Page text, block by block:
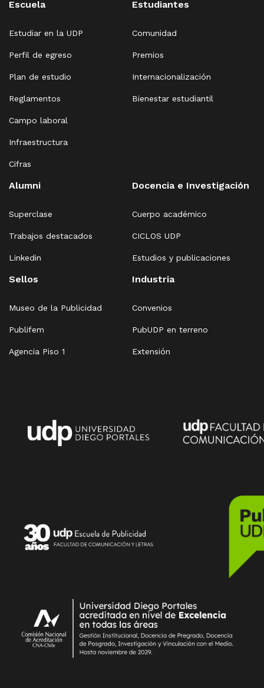
Escuela
Estudiar en la UDP
Perfil de egreso
Plan de estudio
Reglamentos
Campo laboral
Infraestructura
Cifras
Estudiantes
Comunidad
Premios
Internacionalización
Bienestar estudiantil
Alumni
Superclase
Trabajos destacados
Linkedin
Docencia e Investigación
Cuerpo académico
CICLOS UDP
Estudios y publicaciones
Sellos
Museo de la Publicidad
Publifem
Agencia Piso 1
Industria
Convenios
PubUDP en terreno
Extensión